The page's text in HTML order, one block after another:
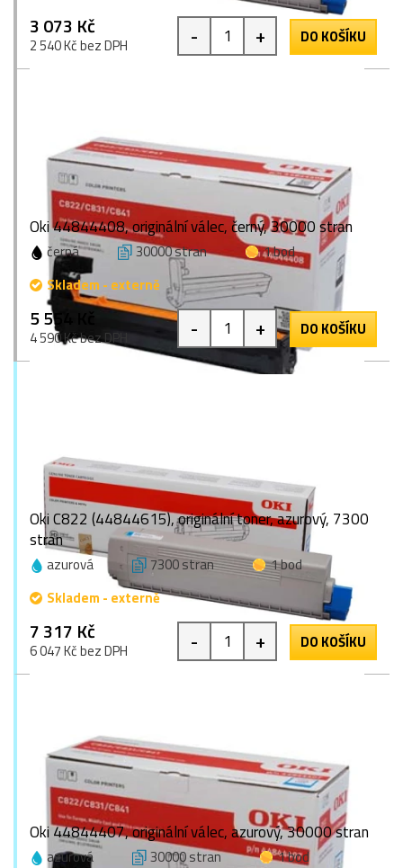
3 073 Kč
2 540 Kč bez DPH - + DO KOŠÍKU
Oki 44844408, originální válec, černý, 30000 stran
černá 30000 stran
1 bod
Skladem - externě
5 554 Kč
4 590 Kč bez DPH - + DO KOŠÍKU
Oki C822 (44844615), originální toner, azurový, 7300
stran
azurová 7300 stran
1 bod
Skladem - externě
7 317 Kč
6 047 Kč bez DPH - + DO KOŠÍKU
Oki 44844407, originální válec, azurový, 30000 stran
azurová 30000 stran
1 bod